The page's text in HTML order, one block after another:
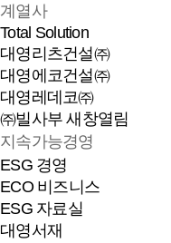
계열사
Total Solution
대영리츠건설㈜
대영에코건설㈜
대영레데코㈜
㈜빌사부새창열림
지속가능경영
ESG 경영
ECO 비즈니스
ESG 자료실
대영서재